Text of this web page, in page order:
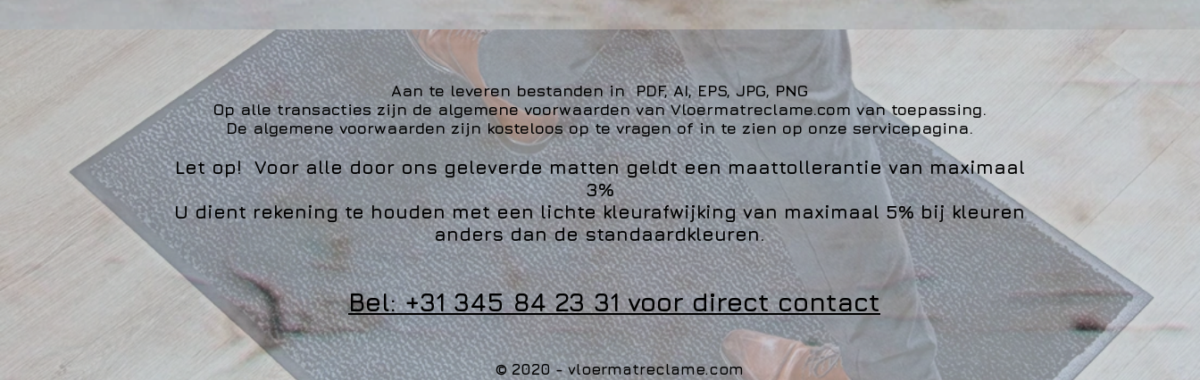
Aan te leveren bestanden in PDF, AI, EPS, JPG, PNG
Op alle transacties zijn de algemene voorwaarden van Vloermatreclame.com van toepassing.
De algemene voorwaarden zijn kosteloos op te vragen of in te zien op onze servicepagina.
Let op! Voor alle door ons geleverde matten geldt een maattollerantie van maximaal
3%
U dient rekening te houden met een lichte kleurafwijking van maximaal 5% bij kleuren
anders dan de standaardkleuren.
Bel: +31 345 84 23 31 voor direct contact
© 2020 - vloermatreclame.com